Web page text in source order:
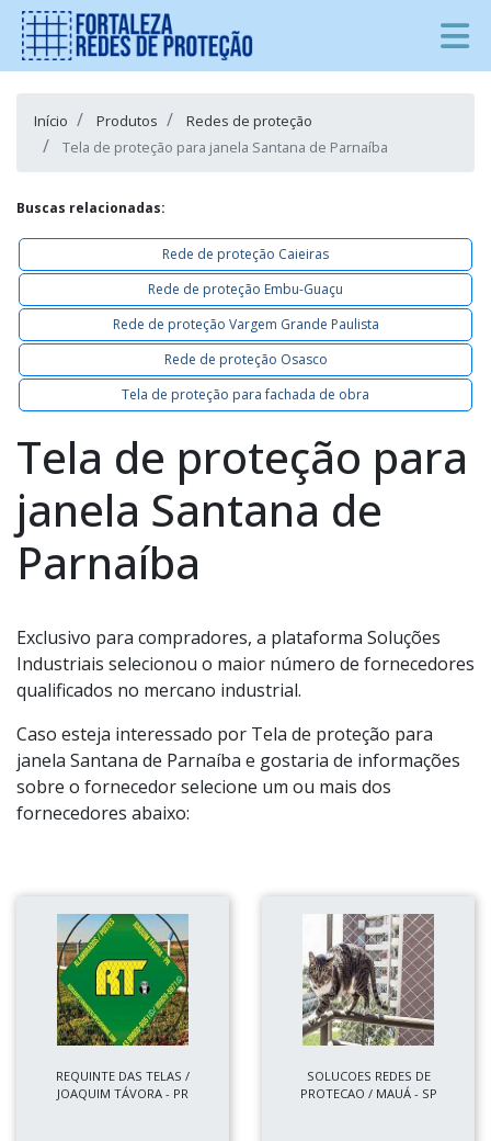
Início Produtos
Redes de proteção
Tela de proteção para janela Santana de Parnaíba
Buscas relacionadas:
Rede de proteção Caieiras
Rede de proteção Embu-Guaçu
Rede de proteção Vargem Grande Paulista
Rede de proteção Osasco
Tela de proteção para fachada de obra
Tela de proteção para
janela Santana de
Parnaíba
Exclusivo para compradores, a plataforma Soluções
Industriais selecionou o maior número de fornecedores
qualificados no mercano industrial.
Caso esteja interessado por Tela de proteção para
janela Santana de Parnaíba e gostaria de informações
sobre o fornecedor selecione um ou mais dos
fornecedores abaixo:
REQUINTE DAS TELAS /
JOAQUIM TÁVORA - PR
SOLUCOES REDES DE
PROTECAO / MAUÁ - SP